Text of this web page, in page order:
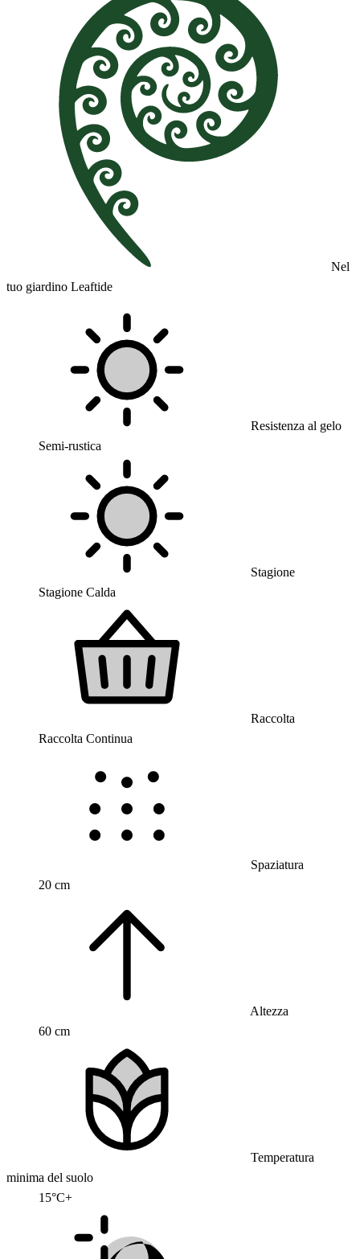
Nel
tuo giardino Leaftide
Resistenza al gelo
Semi-rustica
Stagione
Stagione Calda
Raccolta
Raccolta Continua
Spaziatura
20 cm
Altezza
60 cm
Temperatura
minima del suolo
15°C+